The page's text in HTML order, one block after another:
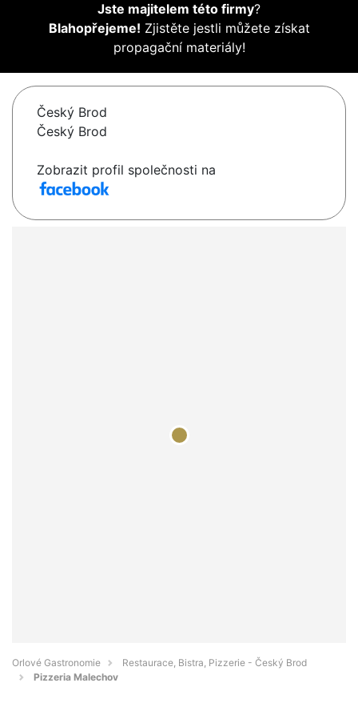
Jste majitelem této firmy?
Blahopřejeme! Zjistěte jestli můžete získat
propagační materiály!
Český Brod
Český Brod
Zobrazit profil společnosti na
Orlové Gastronomie
Restaurace, Bistra, Pizzerie - Český Brod
Pizzeria Malechov